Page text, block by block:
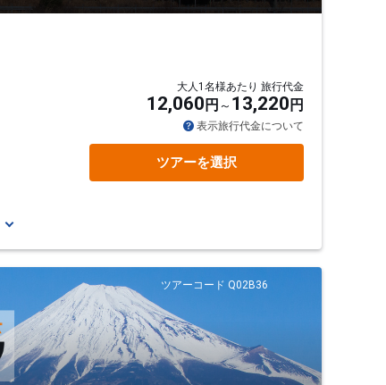
大人1名様あたり 旅行代金
12,060 円 13,220 円
表示旅行代金について
ツアーを選択
ツアーコード Q02B36